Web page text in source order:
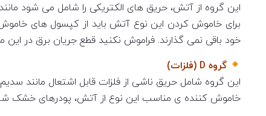
این گروه از آتش، حریق های الکتریکی را شامل می شود
خود باقی نمی گذارند. فراموش نکنید قطع جریان برق در این
گروه D (فلزات)
این گروه شامل حریق ناشی از فلزات قابل اشتعال مانند
خاموش کننده ی مناسب این نوع از آتش، پودرهای خشک